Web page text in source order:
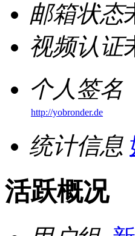
邮箱状态
视频认证
个人签名
http://yobronder.de
统计信息
活跃概况